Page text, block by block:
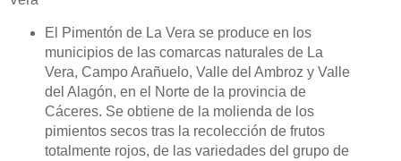
El Pimentón de La Vera se produce en los
municipios de las comarcas naturales de La
Vera, Campo Arañuelo, Valle del Ambroz y Valle
del Alagón, en el Norte de la provincia de
Cáceres. Se obtiene de la molienda de los
pimientos secos tras la recolección de frutos
totalmente rojos, de las variedades del grupo de